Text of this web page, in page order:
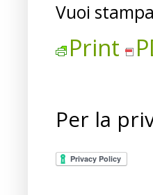
Vuoi
Print
Per la